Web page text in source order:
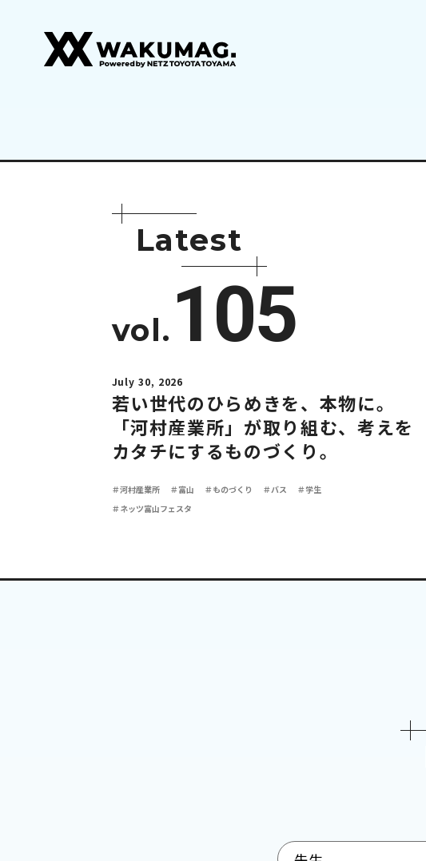
Latest
vol. 105
July 30, 2026
若い世代のひらめきを、本物に。
「河村産業所」が取り組む、考えを
カタチにするものづくり。
＃河村産業所 ＃富山 ＃ものづくり ＃バス
＃学生
＃ネッツ富山フェスタ